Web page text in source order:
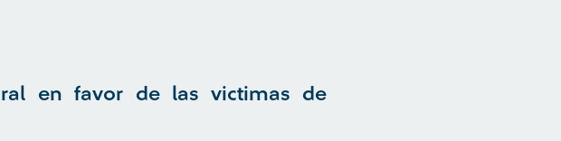
en favor de las victimas de